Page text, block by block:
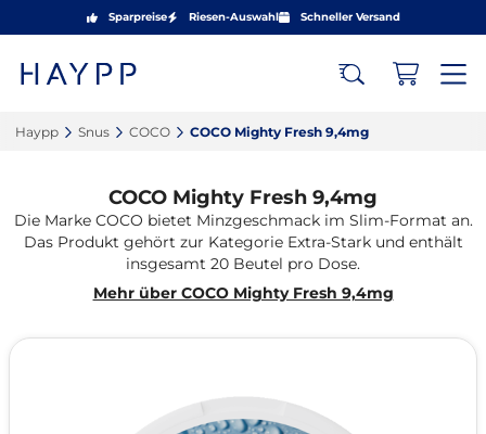
Sparpreise Riesen-Auswahl Schneller Versand
Haypp‎ Snus‎ COCO‎ COCO Mighty Fresh 9,4mg‎
COCO Mighty Fresh 9,4mg
Die Marke COCO bietet Minzgeschmack im Slim-Format an.
Das Produkt gehört zur Kategorie Extra-Stark und enthält
insgesamt 20 Beutel pro Dose.
Mehr über COCO Mighty Fresh 9,4mg